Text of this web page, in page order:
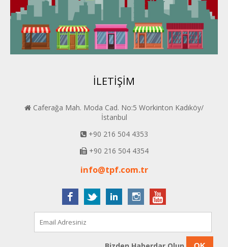
Van PERDER
BEYPER
İLETİŞİM
Caferağa Mah. Moda Cad. No:5 Workinton Kadıköy/
İstanbul
+90 216 504 4353
+90 216 504 4354
info@tpf.com.tr